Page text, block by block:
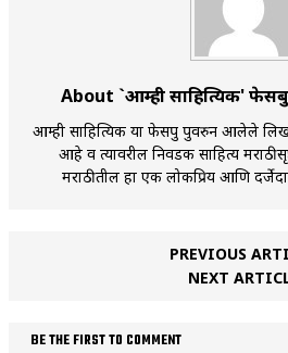
About `आम्ही साहित्यिक'
आम्ही साहित्यिक या फेसग्रुप ग्रुपवरुन आलेले
आहे व त्यावरील निवडक साहित्य
मराठीतील हा एक लोकप्रिय आणि
PREVIOUS
NEXT
BE THE FIRST TO COMMENT